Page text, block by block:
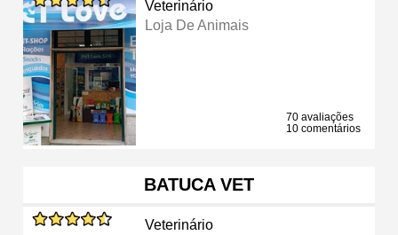
Veterinário
Loja De Animais
70 avaliações
10 comentários
BATUCA VET
Veterinário